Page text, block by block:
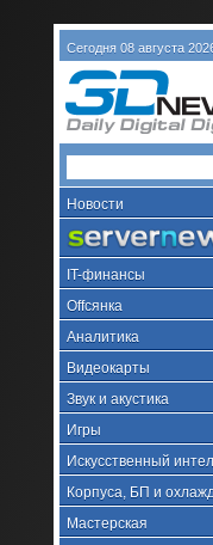
Сегодня 08 августа
Новости
IT-финансы
Offсянка
Аналитика
Видеокарты
Звук и акустика
Игры
Искусственный
Корпуса, БП и
Мастерская